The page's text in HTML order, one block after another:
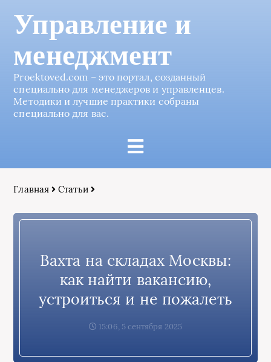
Управление и
менеджмент
Proektoved.com – это портал, созданный
специально для менеджеров и управленцев.
Методики и лучшие практики собраны
специально для вас.
Главная Статьи
Вахта на складах Москвы:
как найти вакансию,
устроиться и не пожалеть
15:06, 5 сентября 2025